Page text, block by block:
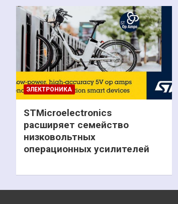
ЭЛЕКТРОНИКА
STMicroelectronics
расширяет семейство
низковольтных
операционных усилителей